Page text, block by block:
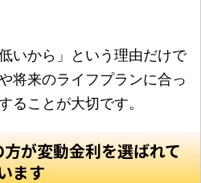
いから」という理由だけで
将来のライフプランに合っ
ることが大切です。
が変動金利を選ばれて
ます